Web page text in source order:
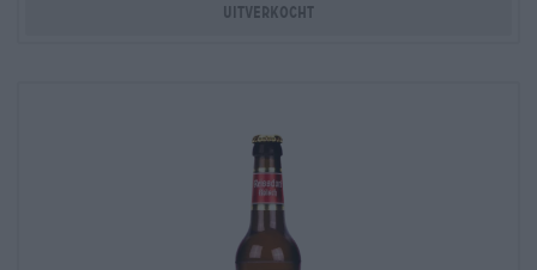
Uitverkocht